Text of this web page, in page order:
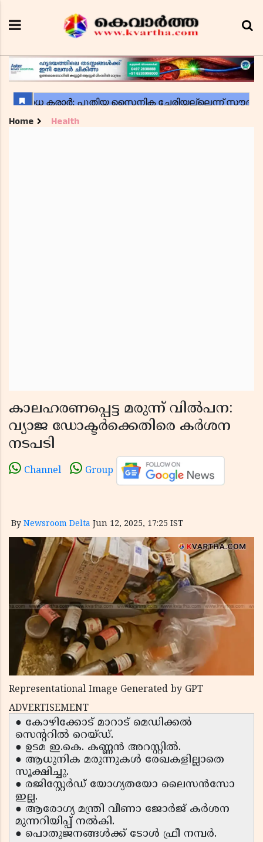
Home Health
കാലഹരണപ്പെട്ട മരുന്ന് വിൽപന:
വ്യാജ ഡോക്ടർക്കെതിരെ കർശന
നടപടി
Channel Group
By Newsroom Delta Jun 12, 2025, 17:25 IST
Representational Image Generated by GPT
ADVERTISEMENT
● കോഴിക്കോട് മാറാട് മെഡിക്കൽ
സെന്ററിൽ റെയ്ഡ്.
● ഉടമ ഇ.കെ. കണ്ണൻ അറസ്റ്റിൽ.
● ആധുനിക മരുന്നുകൾ രേഖകളില്ലാതെ
സൂക്ഷിച്ചു.
● രജിസ്റ്റേർഡ് യോഗ്യതയോ ലൈസൻസോ
ഇല്ല.
● ആരോഗ്യ മന്ത്രി വീണാ ജോർജ് കർശന
മുന്നറിയിപ്പ് നൽകി.
● പൊതുജനങ്ങൾക്ക് ടോൾ ഫ്രീ നമ്പർ.